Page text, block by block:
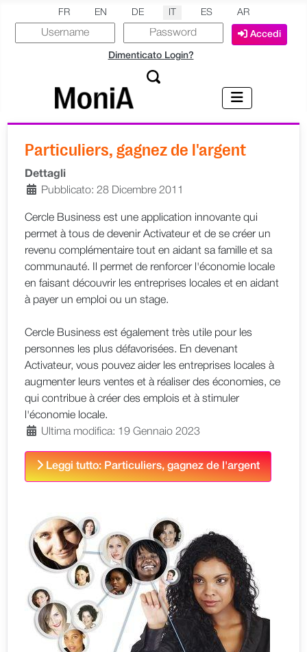
Seleziona la tua lingua
FR EN DE ES AR
Accedi
Dimenticato Login?
Particuliers, gagnez de l'argent
Dettagli
Pubblicato: 28 Dicembre 2011
Cercle Business est une application innovante qui
permet à tous de devenir Activateur et de se créer un
revenu complémentaire tout en aidant sa famille et sa
communauté. Il permet de renforcer l'économie locale
en faisant découvrir les entreprises locales et en aidant
à payer un emploi ou un stage.
Cercle Business est également très utile pour les
personnes les plus défavorisées. En devenant
Activateur, vous pouvez aider les entreprises locales à
augmenter leurs ventes et à réaliser des économies, ce
qui contribue à créer des emplois et à stimuler
l'économie locale.
Ultima modifica: 19 Gennaio 2023
Leggi tutto: Particuliers, gagnez de l'argent